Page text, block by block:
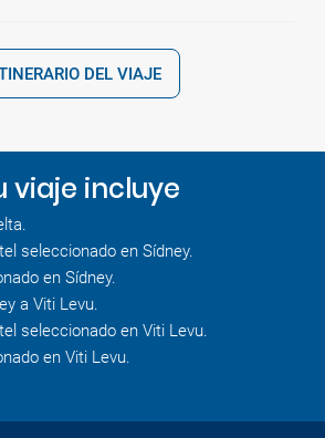
DEL VIAJE
viaje incluye
seleccionado en Sídney.
en Sídney.
a Viti Levu.
seleccionado en Viti Levu.
en Viti Levu.